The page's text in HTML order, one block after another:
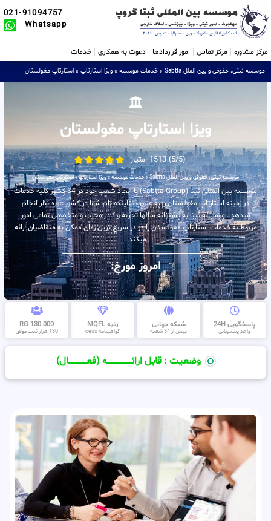
021-91094757
Whatsapp
مرکز مشاوره مرکز تماس امور قراردادها دعوت به همکاری خدمات
موسسه ثبتی، حقوقی و بین الملل Sabtta » خدمات موسسه » ویزا استارتاپ » استارتاپ مغولستان
ویزا استارتاپ مغولستان
(5/5) 1513 امتیاز
موسسه ثبتی، حقوقی و بین الملل Sabtta »خدمات موسسه»ویزا استارتاپ»استارتاپ مغولستان
موسسه بین المللی ثبتا (Sabtta Group) با ایجاد شعب خود در 34 کشور کلیه خدمات
در زمینه استارتاپ مغولستان را به عنوان نماینده تام شما در کشور مورد نظر انجام
میدهد . موسسه ثبتا به پشتوانه سالها تجربه و کادر مجرب و متخصص تمامی امور
مربوط به خدمات استارتاپ مغولستان را در در سریع ترین زمان ممکن به متقاضیان ارائه
میکند .
امروز مورخ:
پاسخگویی 24H
واحد پشتیبانی
شبکه جهانی
بیش از 34 شعبه
رتبه MQFL
گواهینامه cess
130.000 RG
130 هزار ثبت موفق
وضعیت : قابل ارائــــــــــــــــــــه (فعـــــــــــــــال)